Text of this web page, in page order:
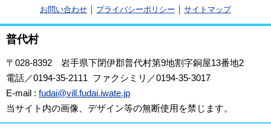
お問い合わせ ｜ プライバシーポリシー ｜ サイトマップ
普代村
〒028-8392 岩手県下閉伊郡普代村第9地割字銅屋13番地2
電話／0194-35-2111 ファクシミリ／0194-35-3017
E-mail : fudai@vill.fudai.iwate.jp
当サイト内の画像、デザイン等の無断使用を禁じます。